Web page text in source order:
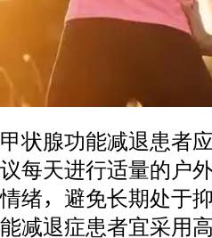
甲状腺功能减退患者
议每天进行适量的户
情绪，避免长期处于
能减退症患者宜采用